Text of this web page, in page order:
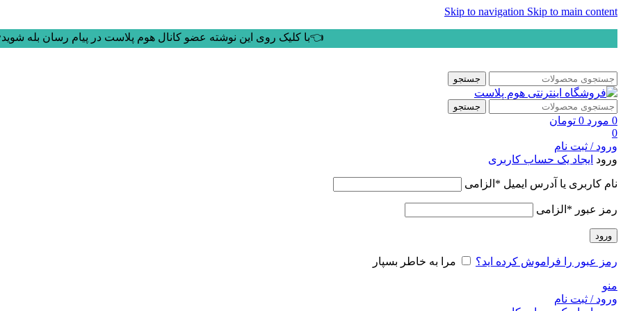
Skip to navigation Skip to main content
👈با کلیک روی این نوشته عضو کانال هوم پلاست در پیام رسان بله
جستجو
جستجو
0 مورد 0 تومان
0
ورود / ثبت نام
ورود ایجاد یک حساب کاربری
نام کاربری یا آدرس ایمیل * الزامی
رمز عبور * الزامی
ورود
رمز عبور را فراموش کرده اید؟ مرا به خاطر بسپار
منو
ورود / ثبت نام